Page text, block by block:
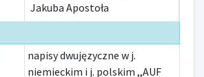
Jakuba Apostoła
napisy dwujęzyczne w j.
niemieckim i j. polskim ,,AUF